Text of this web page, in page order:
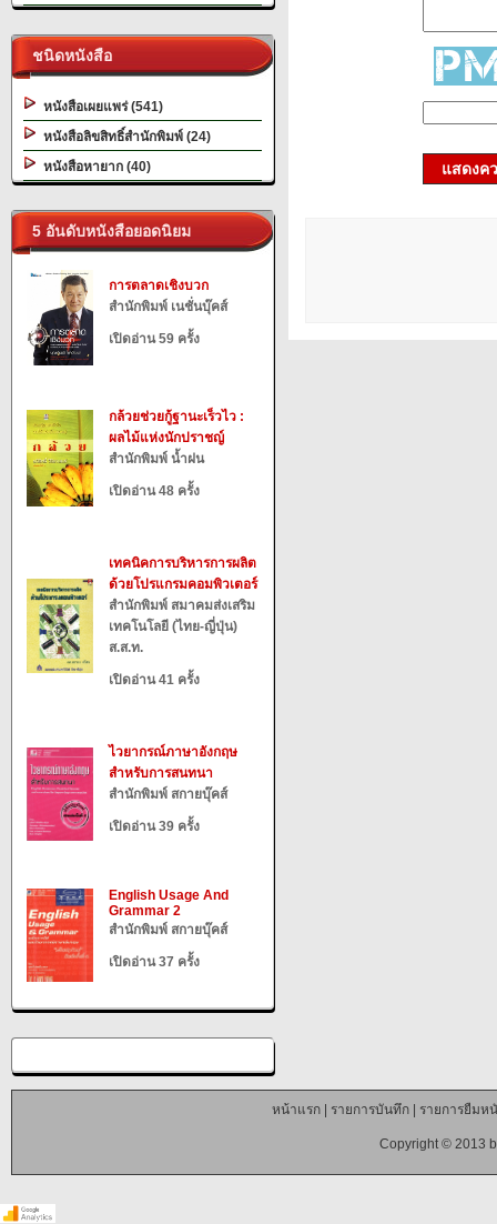
ชนิดหนังสือ
หนังสือเผยแพร่ (541)
หนังสือลิขสิทธิ์สำนักพิมพ์ (24)
หนังสือหายาก (40)
5 อันดับหนังสือยอดนิยม
การตลาดเชิงบวก
สำนักพิมพ์ เนชั่นบุ๊คส์
เปิดอ่าน 59 ครั้ง
กล้วยช่วยกู้ฐานะเร็วไว :
ผลไม้แห่งนักปราชญ์
สำนักพิมพ์ น้ำฝน
เปิดอ่าน 48 ครั้ง
เทคนิคการบริหารการผลิต
ด้วยโปรแกรมคอมพิวเตอร์
สำนักพิมพ์ สมาคมส่งเสริม
เทคโนโลยี (ไทย-ญี่ปุ่น)
ส.ส.ท.
เปิดอ่าน 41 ครั้ง
ไวยากรณ์ภาษาอังกฤษ
สำหรับการสนทนา
สำนักพิมพ์ สกายบุ๊คส์
เปิดอ่าน 39 ครั้ง
English Usage And
Grammar 2
สำนักพิมพ์ สกายบุ๊คส์
เปิดอ่าน 37 ครั้ง
แสดงค
หน้าแรก| รายการบันทึก| รายการยืมห
Copyright © 2013